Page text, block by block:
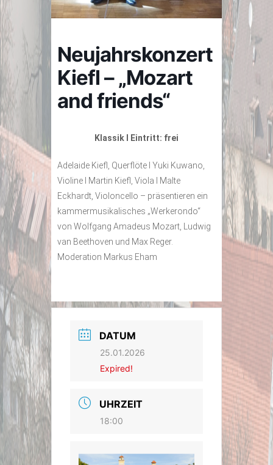
Neujahrskonzert
Kiefl – „Mozart
and friends“
Klassik I Eintritt: frei
Adelaide Kiefl, Querflöte I Yuki Kuwano,
Violine I Martin Kiefl, Viola I Malte
Eckhardt, Violoncello – präsentieren ein
kammermusikalisches „Werkerondo“
von Wolfgang Amadeus Mozart, Ludwig
van Beethoven und Max Reger.
Moderation Markus Eham
DATUM
25.01.2026
Expired!
UHRZEIT
18:00